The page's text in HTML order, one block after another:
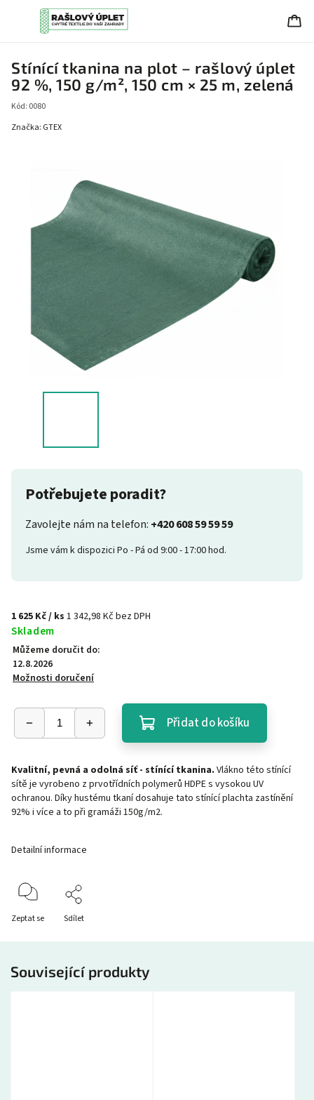
Stínící tkanina na plot – rašlový úplet
92 %, 150 g/m², 150 cm × 25 m, zelená
Kód: 0080
Značka: GTEX
Potřebujete poradit?
Zavolejte nám na telefon: +420 608 59 59 59
Jsme vám k dispozici Po - Pá od 9:00 - 17:00 hod.
1 625 Kč/ ks 1 342,98 Kč bez DPH
Skladem
Můžeme doručit do:
12.8.2026
Možnosti doručení
Přidat do košíku
Kvalitní, pevná a odolná síť - stínící tkanina. Vlákno této stínící
sítě je vyrobeno z prvotřídních polymerů HDPE s vysokou UV
ochranou. Díky hustému tkaní dosahuje tato stínící plachta zastínění
92% i více a to při gramáži 150g/m2.
Detailní informace
Zeptat se Sdílet
Související produkty